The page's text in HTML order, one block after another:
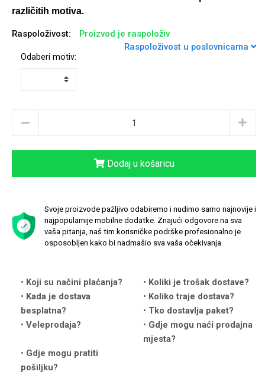
različitih motiva.
Raspoloživost:
Proizvod je raspoloživ
Raspoloživost u poslovnicama
Odaberi motiv:
Dodaj u košaricu
Svoje proizvode pažljivo odabiremo i nudimo samo najnovije i
najpopularnije mobilne dodatke. Znajući odgovore na sva
vaša pitanja, naš tim korisničke podrške profesionalno je
osposobljen kako bi nadmašio sva vaša očekivanja.
Koji su načini plaćanja?
Koliki je trošak dostave?
Kada je dostava
besplatna?
Koliko traje dostava?
Tko dostavlja paket?
Veleprodaja?
Gdje mogu naći prodajna
mjesta?
Gdje mogu pratiti
pošiljku?
Sleng
Takeoff
I Need Some Space
Univerzalne futrole i
maskice